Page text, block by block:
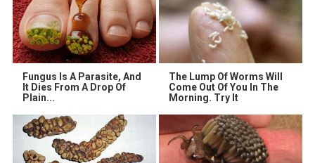
Fungus Is A Parasite, And
It Dies From A Drop Of
Plain...
The Lump Of Worms Will
Come Out Of You In The
Morning. Try It